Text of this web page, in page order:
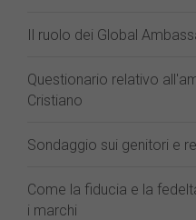
Il ruolo dei Global
Questionario relativo
Cristiano
Sondaggio sui genitori e
Come la fiducia e la
i marchi